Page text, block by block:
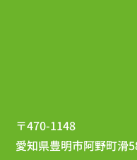
〒470-1148
愛知県豊明市阿野町